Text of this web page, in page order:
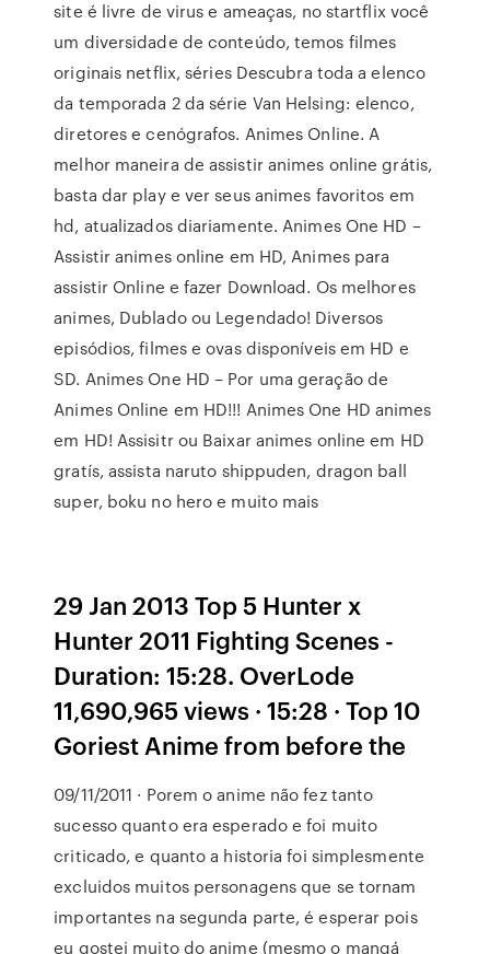
site é livre de virus e ameaças, no startflix você
um diversidade de conteúdo, temos filmes
originais netflix, séries Descubra toda a elenco
da temporada 2 da série Van Helsing: elenco,
diretores e cenógrafos. Animes Online. A
melhor maneira de assistir animes online grátis,
basta dar play e ver seus animes favoritos em
hd, atualizados diariamente. Animes One HD –
Assistir animes online em HD, Animes para
assistir Online e fazer Download. Os melhores
animes, Dublado ou Legendado! Diversos
episódios, filmes e ovas disponíveis em HD e
SD. Animes One HD – Por uma geração de
Animes Online em HD!!! Animes One HD animes
em HD! Assisitr ou Baixar animes online em HD
gratís, assista naruto shippuden, dragon ball
super, boku no hero e muito mais
29 Jan 2013 Top 5 Hunter x
Hunter 2011 Fighting Scenes -
Duration: 15:28. OverLode
11,690,965 views · 15:28 · Top 10
Goriest Anime from before the
09/11/2011 · Porem o anime não fez tanto
sucesso quanto era esperado e foi muito
criticado, e quanto a historia foi simplesmente
excluidos muitos personagens que se tornam
importantes na segunda parte, é esperar pois
eu gostei muito do anime (mesmo o mangá